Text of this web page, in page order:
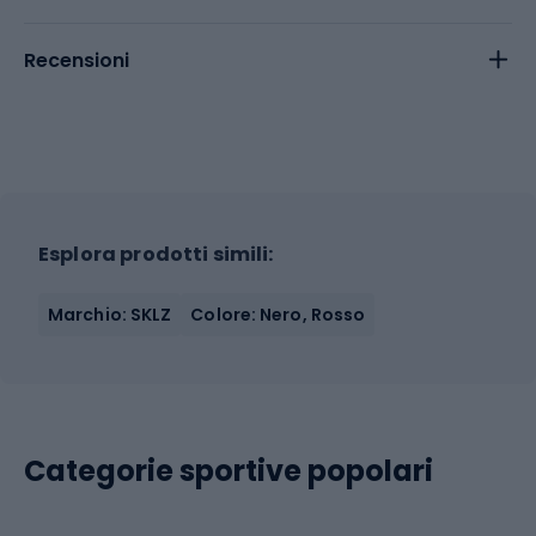
Recensioni
Esplora prodotti simili:
Marchio: SKLZ Colore: Nero, Rosso
Categorie sportive popolari